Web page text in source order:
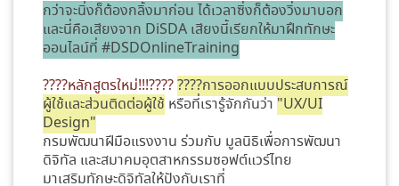
กว่าจะนิ่งก็ต้องกลิ้งมาก่อน ได้เวลาซิ่งก็ต้องวิ่งมาบอก
และนี่คือเสียงจาก DiSDA เสียงนี้เรียกให้มาฝึกทักษะ
ออนไลน์ที่ #DSDOnlineTraining
????หลักสูตรใหม่!!!????????การออกแบบประสบการณ์
ผู้ใช้และส่วนติดต่อผู้ใช้ หรือที่เรารู้จักกันว่า "UX/UI
Design"
กรมพัฒนาฝีมือแรงงาน ร่วมกับ มูลนิธิเพื่อการพัฒนา
ดิจิทัล และสมาคมอุตสาหกรรมซอฟต์แวร์ไทย
มาเสริมทักษะดิจิทัลให้ปังกับเราที่